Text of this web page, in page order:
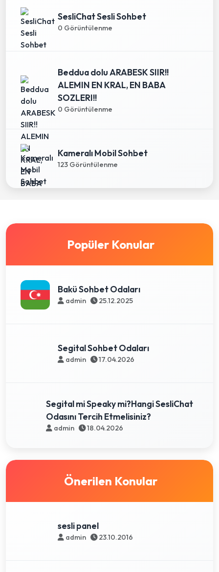
SesliChat Sesli Sohbet
0 Görüntülenme
Beddua dolu ARABESK SIIR!!
ALEMIN EN KRAL, EN BABA
SOZLERI!!
0 Görüntülenme
Kameralı Mobil Sohbet
123 Görüntülenme
Popüler Konular
Bakü Sohbet Odaları
admin 25.12.2025
Segital Sohbet Odaları
admin 17.04.2026
Segital mi Speaky mi?Hangi SesliChat
Odasını Tercih Etmelisiniz?
admin 18.04.2026
Önerilen Konular
sesli panel
admin 23.10.2016